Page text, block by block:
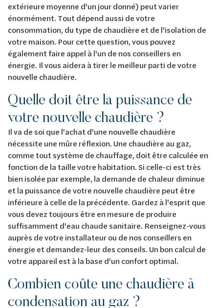
extérieure moyenne d'un jour donné) peut varier
énormément. Tout dépend aussi de votre
consommation, du type de chaudière et de l'isolation de
votre maison. Pour cette question, vous pouvez
également faire appel à l'un de nos conseillers en
énergie. Il vous aidera à tirer le meilleur parti de votre
nouvelle chaudière.
Quelle doit être la puissance de
votre nouvelle chaudière ?
Il va de soi que l'achat d'une nouvelle chaudière
nécessite une mûre réflexion. Une chaudière au gaz,
comme tout système de chauffage, doit être calculée en
fonction de la taille votre habitation. Si celle-ci est très
bien isolée par exemple, la demande de chaleur diminue
et la puissance de votre nouvelle chaudière peut être
inférieure à celle de la précédente. Gardez à l'esprit que
vous devez toujours être en mesure de produire
suffisamment d'eau chaude sanitaire. Renseignez-vous
auprès de votre installateur ou de nos conseillers en
énergie et demandez-leur des conseils. Un bon calcul de
votre appareil est à la base d'un confort optimal.
Combien coûte une chaudière à
condensation au gaz ?